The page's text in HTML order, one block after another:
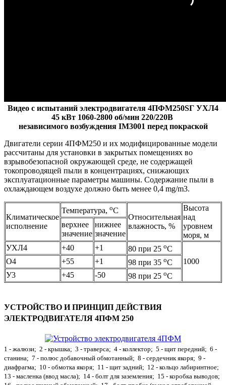
Видео с испытаний электродвигателя 4ПФМ250SГ УХЛ4
45 кВт 1060-2800 об/мин 220/220В
независимого возбуждения IM3001 перед покраской
Двигатели серии 4ПФМ250 и их модифицированные модели
рассчитаны для установки в закрытых помещениях во
взрывобезопасной окружающей среде, не содержащей
токопроводящей пыли в концентрациях, снижающих
эксплуатационные параметры машины. Содержание пыли в
охлаждающем воздухе должно быть менее 0,4 mg/m3.
Климатическое
исполнение
Температура, оС
Относительная
влажность, %
Высота
над
уровнем
моря, м
верхнее
значение
нижнее
значение
УХЛ4
+40 +1 80 при 25 оС
1000
О4 +55 +1 98 при 35 оС
У3
+45 -50 98 при 25 оС
УСТРОЙСТВО И ПРИНЦИП ДЕЙСТВИЯ
ЭЛЕКТРОДВИГАТЕЛЯ 4ПФМ 250
1 - жалюзи; 2 - крышка; 3 - траверса; 4 - коллектор; 5 - щит передний; 6 -
станина; 7 - полюс добавочный обмотанный; 8 - сердечник якоря; 9 -
диафрагма; 10 - обмотка якоря; 11 - щит задний; 12 - кольцо лабиринтное;
13 - масленка (ввод масла); 14 - болт для заземления; 15 - коробка выводов;